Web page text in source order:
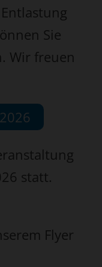
Sie
Wir freuen
statt.
Flyer